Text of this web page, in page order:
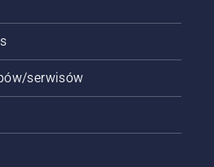
serwisów